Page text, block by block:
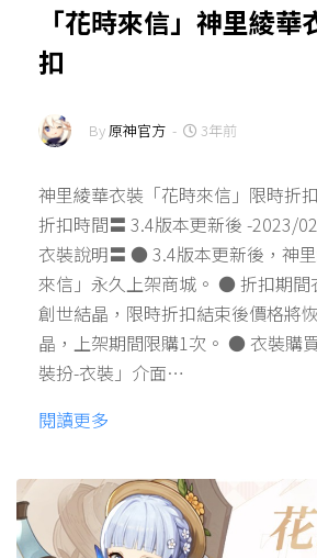
「花時來信」神里綾華
扣
By 原神官方 - 3年前
神里綾華衣裝「花時來信」限時折
折扣時間〓 3.4版本更新後 -2023/
衣裝說明〓 ● 3.4版本更新後，神
來信」永久上架商城。 ● 折扣期間
創世結晶，限時折扣結束後價格將
晶，上架期間限購1次。 ● 衣裝購
裝扮-衣裝」介面…
閱讀更多